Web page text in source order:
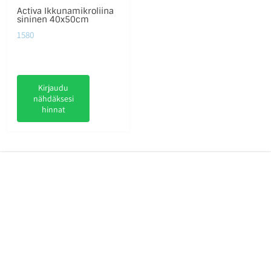
Activa Ikkunamikroliina
sininen 40x50cm
1580
Kirjaudu
nähdäksesi
hinnat